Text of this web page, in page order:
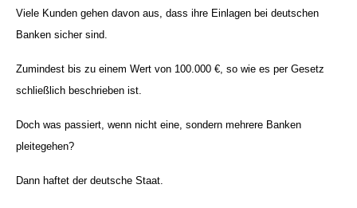
Viele Kunden gehen davon aus, dass ihre Einlagen bei deutschen
Banken sicher sind.
Zumindest bis zu einem Wert von 100.000 €, so wie es per Gesetz
schließlich beschrieben ist.
Doch was passiert, wenn nicht eine, sondern mehrere Banken
pleitegehen?
Dann haftet der deutsche Staat.